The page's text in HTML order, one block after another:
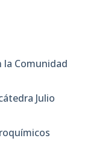
la Comunidad
Julio